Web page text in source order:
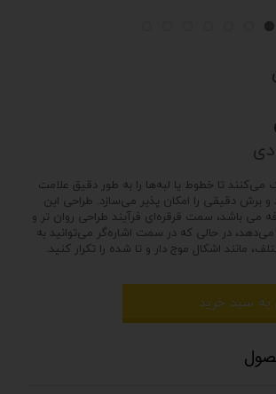
تا خطوط یا لبه‌ها را به طور دقیق علامت‌
و برش دقیقی را امکان‌ پذیر می‌سازد. طراحی این
می باشد، سمت قرقره‌ای فرآیند طراحی روان‌ تر و
می‌دهد، در حالی که در سمت اشاره‌گر می‌توانید به
مانند اشکال موج‌ دار و تا شده را تکرار کنید.
به سبد خرید